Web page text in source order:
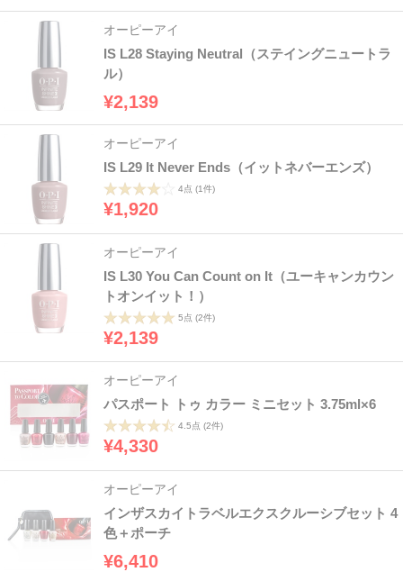
オーピーアイ
IS L28 Staying Neutral（ステイングニュートラ
ル）
¥2,139
オーピーアイ
IS L29 It Never Ends（イットネバーエンズ）
4点 (1件)
¥1,920
オーピーアイ
IS L30 You Can Count on It（ユーキャンカウン
トオンイット！）
5点 (2件)
¥2,139
オーピーアイ
パスポート トゥ カラー ミニセット 3.75ml×6
4.5点 (2件)
¥4,330
オーピーアイ
インザスカイトラベルエクスクルーシブセット 4
色＋ポーチ
¥6,410